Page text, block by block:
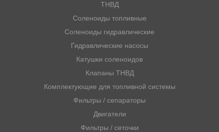
ТНВД
Соленоиды топливные
Соленоиды гидравлические
Гидравлические насосы
Катушки соленоидов
Клапаны ТНВД
Комплектующие для топливной системы
Фильтры / сепараторы
Двигатели
Фильтры / сеточки